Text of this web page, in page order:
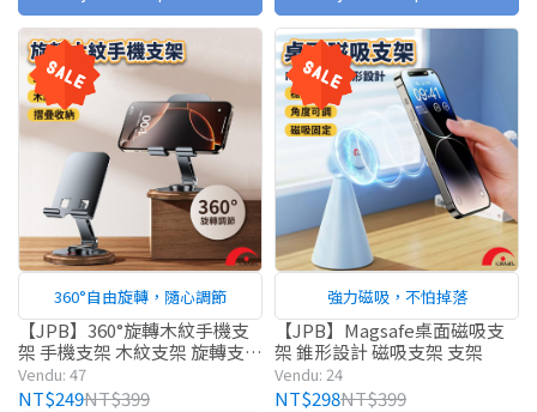
360°自由旋轉，隨心調節
【JPB】360°旋轉木紋手機支
架 手機支架 木紋支架 旋轉支架
支架
Vendu: 47
NT$249NT$399
強力磁吸，不怕掉落
【JPB】Magsafe桌面磁吸支
架 錐形設計 磁吸支架 支架
Vendu: 24
NT$298NT$399